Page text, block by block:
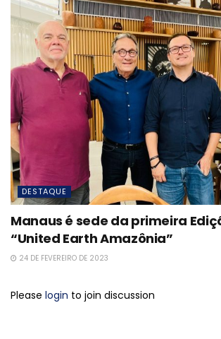
DESTAQUE
Manaus é sede da primeira
“United Earth Amazônia”
24 DE FEVEREIRO DE 2023
Please login to join discussion